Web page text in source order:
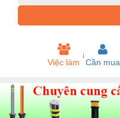
Việc làm Cần mua